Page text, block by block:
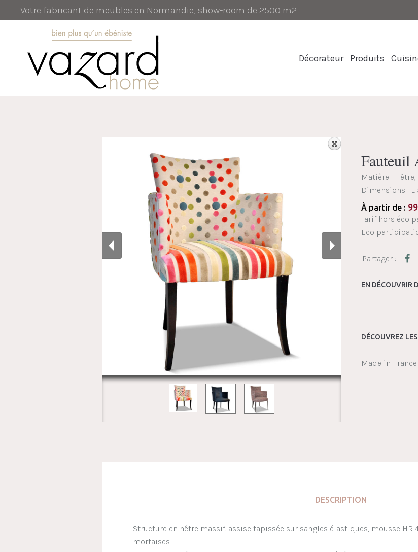
Votre fabricant de meubles en Normandie, show-room de 2500 m2
Décorateur Produits
Matière :
Dimensions : L
À partir de :
Tarif hors éco
Eco
EN DÉCOUVRIR
DÉCOUVREZ
Made in France
DESCRIPTION
Structure en hêtre massif. assise tapissée sur sangles élastiques, mousse
mortaises.